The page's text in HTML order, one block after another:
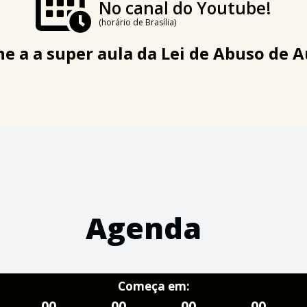
No canal do Youtube!
(horário de Brasília)
a a super aula da Lei de Abuso de
Agenda
Começa em: